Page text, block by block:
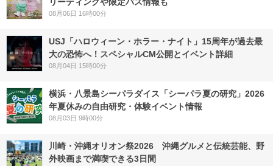
08月06日 16時00分
USJ「ハロウィーン・ホラー・ナイト」15周年が過去最
大の恐怖へ！スペシャルCM公開とイベント詳細
08月04日 15時00分
横浜・八景島シーパラダイス「シーパラ夏の研究」2026
年夏休みの自由研究・体験イベント情報
08月03日 9時00分
川崎・沖縄オリオン祭2026 沖縄グルメと伝統芸能、野
外映画まで満喫できる3日間